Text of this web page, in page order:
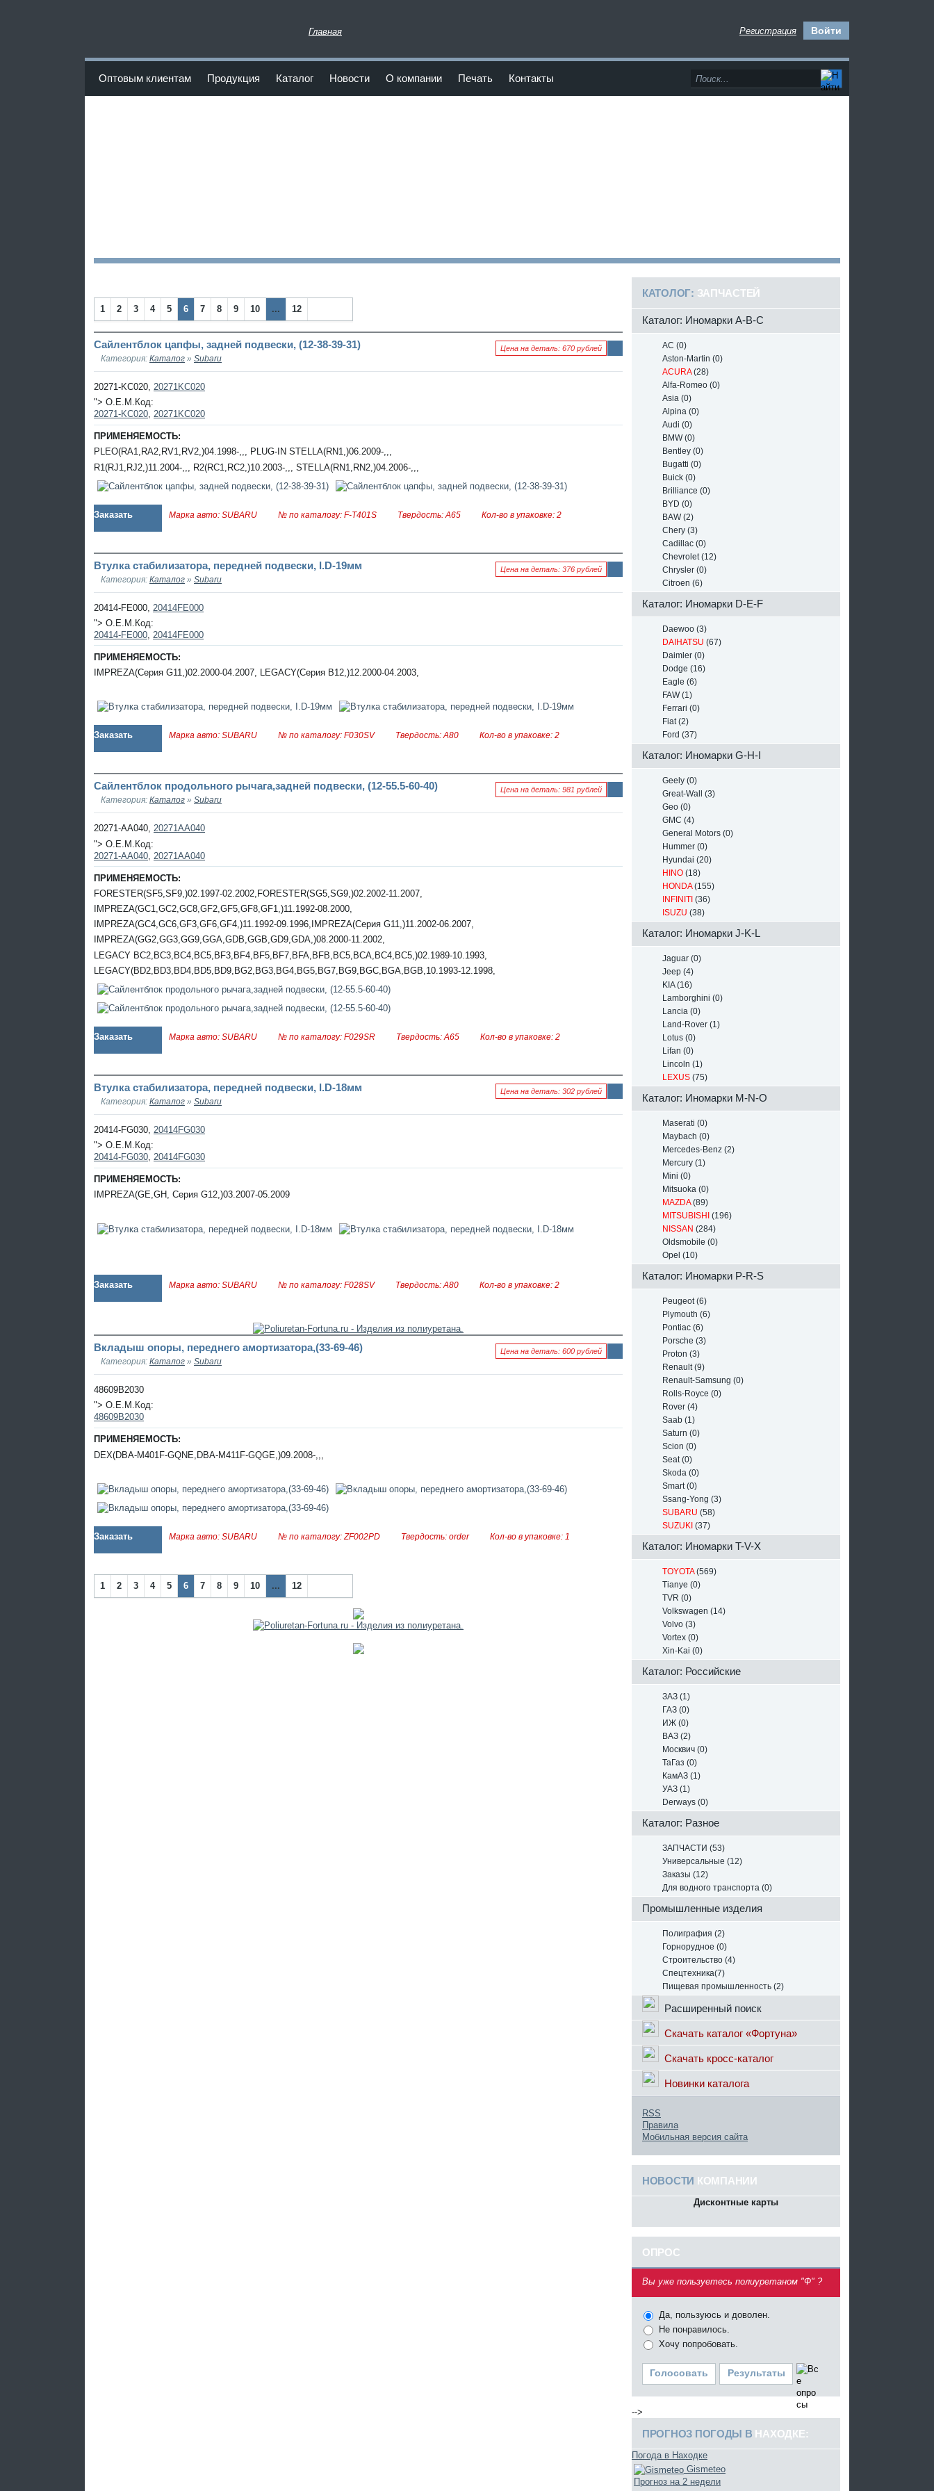
Регистрация Войти
Главная
Оптовым клиентам Продукция Каталог Новости О компании Печать Контакты
1 2 3 4 5 6 7 8 9 10 ...
12
д
ед
фо
ост
Цена на деталь: 670 рублей
Сайлентблок цапфы, задней подвески, (12-38-39-31)
Категория: Каталог » Subaru
20271-KC020, 20271KC020
"> O.E.M.Код:
20271-KC020, 20271KC020
ПРИМЕНЯЕМОСТЬ:
PLEO(RA1,RA2,RV1,RV2,)04.1998-,,, PLUG-IN STELLA(RN1,)06.2009-,,,
R1(RJ1,RJ2,)11.2004-,,, R2(RC1,RC2,)10.2003-,,, STELLA(RN1,RN2,)04.2006-,,,
Заказать Марка авто: SUBARU № по каталогу: F-T401S Твердость: A65 Кол-во в упаковке: 2
фо
ост
Цена на деталь: 376 рублей
Втулка стабилизатора, передней подвески, I.D-19мм
Категория: Каталог » Subaru
20414-FE000, 20414FE000
"> O.E.M.Код:
20414-FE000 20414FE000
ПРИМЕНЯЕМОСТЬ:
IMPREZA(Серия G11,)02.2000-04.2007, LEGACY(Серия B12,)12.2000-04.2003,
Заказать Марка авто: SUBARU № по каталогу: F030SV Твердость: А80 Кол-во в упаковке: 2
фо
ост
Цена на деталь: 981 рублей
Сайлентблок продольного рычага,задней подвески, (12-55.5-60-40)
Категория: Каталог » Subaru
20271-AA040, 20271AA040
"> O.E.M.Код:
20271-AA040 20271AA040
ПРИМЕНЯЕМОСТЬ:
FORESTER(SF5,SF9,)02.1997-02.2002,FORESTER(SG5,SG9,)02.2002-11.2007,
IMPREZA(GC1,GC2,GC8,GF2,GF5,GF8,GF1,)11.1992-08.2000,
IMPREZA(GC4,GC6,GF3,GF6,GF4,)11.1992-09.1996,IMPREZA(Серия G11,)11.2002-06.2007,
IMPREZA(GG2,GG3,GG9,GGA,GDB,GGB,GD9,GDA,)08.2000-11.2002,
LEGACY BC2,BC3,BC4,BC5,BF3,BF4,BF5,BF7,BFA,BFB,BC5,BCA,BC4,BC5,)02.1989-10.1993,
LEGACY(BD2,BD3,BD4,BD5,BD9,BG2,BG3,BG4,BG5,BG7,BG9,BGC,BGA,BGB,10.1993-12.1998,
Заказать Марка авто: SUBARU № по каталогу: F029SR Твердость: А65 Кол-во в упаковке: 2
фо
ост
Цена на деталь: 302 рублей
Втулка стабилизатора, передней подвески, I.D-18мм
Категория: Каталог » Subaru
20414-FG030, 20414FG030
"> O.E.M.Код:
20414-FG030, 20414FG030
ПРИМЕНЯЕМОСТЬ:
IMPREZA(GE,GH, Серия G12,)03.2007-05.2009
Заказать Марка авто: SUBARU № по каталогу: F028SV Твердость: А80 Кол-во в упаковке: 2
фо
ост
Цена на деталь: 600 рублей
Вкладыш опоры, переднего амортизатора,(33-69-46)
Категория: Каталог » Subaru
48609B2030
"> O.E.M.Код:
48609B2030
ПРИМЕНЯЕМОСТЬ:
DEX(DBA-M401F-GQNE,DBA-M411F-GQGE,)09.2008-,,,
Заказать Марка авто: SUBARU № по каталогу: ZF002PD Твердость: order Кол-во в упаковке: 1
1 2 3 4 5 6 7 8 9 10 ...
12
КАТОЛОГ: ЗАПЧАСТЕЙ
Каталог: Иномарки A-B-C
AC (0)
Aston-Martin (0)
ACURA(28)
Alfa-Romeo (0)
Asia (0)
Alpina (0)
Audi (0)
BMW (0)
Bentley (0)
Bugatti (0)
Buick (0)
Brilliance (0)
BYD (0)
BAW (2)
Chery (3)
Cadillac (0)
Chevrolet (12)
Chrysler (0)
Citroen (6)
Каталог: Иномарки D-E-F
Daewoo (3)
DAIHATSU (67)
Daimler (0)
Dodge (16)
Eagle (6)
FAW (1)
Ferrari (0)
Fiat (2)
Ford (37)
Каталог: Иномарки G-H-I
Geely (0)
Great-Wall (3)
Geo (0)
GMC (4)
General Motors (0)
Hummer (0)
Hyundai (20)
HINO (18)
HONDA(155)
INFINITI (36)
ISUZU (38)
Каталог: Иномарки J-K-L
Jaguar (0)
Jeep (4)
KIA (16)
Lamborghini (0)
Lancia (0)
Land-Rover (1)
Lotus (0)
Lifan (0)
Lincoln (1)
LEXUS (75)
Каталог: Иномарки M-N-O
Maserati (0)
Maybach (0)
Mercedes-Benz (2)
Mercury (1)
Mini (0)
Mitsuoka (0)
MAZDA(89)
MITSUBISHI (196)
NISSAN (284)
Oldsmobile (0)
Opel (10)
Каталог: Иномарки P-R-S
Peugeot (6)
Plymouth (6)
Pontiac (6)
Porsche (3)
Proton (3)
Renault (9)
Renault-Samsung (0)
Rolls-Royce (0)
Rover (4)
Saab (1)
Saturn (0)
Scion (0)
Seat (0)
Skoda (0)
Smart (0)
Ssang-Yong (3)
SUBARU (58)
SUZUKI (37)
Каталог: Иномарки T-V-X
TOYOTA(569)
Tianye (0)
TVR (0)
Volkswagen (14)
Volvo (3)
Vortex (0)
Xin-Kai (0)
Каталог: Российские
ЗАЗ (1)
ГАЗ (0)
ИЖ (0)
ВАЗ (2)
Москвич (0)
ТаГаз (0)
КамАЗ (1)
УАЗ (1)
Derways (0)
Каталог: Разное
ЗАПЧАСТИ (53)
Универсальные (12)
Заказы (12)
Для водного транспорта (0)
Промышленные изделия
Полиграфия (2)
Горнорудное (0)
Строительство (4)
Спецтехника(7)
Пищевая промышленность (2)
Расширенный поиск
Скачать каталог «Фортуна»
Скачать кросс-каталог
Новинки каталога
RSS
Правила
Мобильная версия сайта
НОВОСТИ КОМПАНИИ
Дисконтные карты
ОПРОС
Вы уже пользуетесь полиуретаном "Ф" ?
Да, пользуюсь и доволен.
Не понравилось.
Хочу попробовать.
Голосовать Результаты
-->
ПРОГНОЗ ПОГОДЫ В НАХОДКЕ:
Погода в Находке
Gismeteo
Прогноз на 2 недели